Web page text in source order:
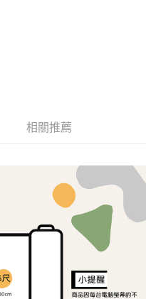
儲值。
，將跳轉至「AFTEE先享後付」
可完成結帳。
訊。
訊中的連結，可透過四大超商／
視為交易完成。
但若您需要取消訂單，請聯絡
視為有效，需透過AFTEE先享
費
費
費
相關推薦